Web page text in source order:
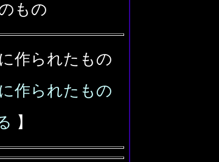
もの
作られたもの
作られたもの
】